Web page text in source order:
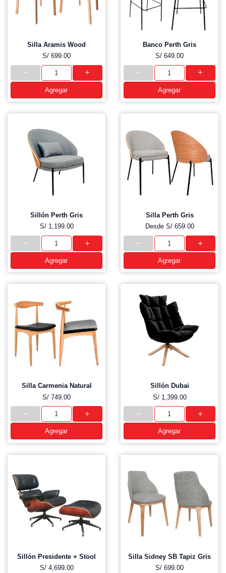
Silla Aramis Wood
S/ 699.00
Agregar
Banco Perth Gris
S/ 649.00
Agregar
Sillón Perth Gris
S/ 1,199.00
Agregar
Silla Perth Gris
Desde S/ 659.00
Agregar
Silla Carmenia Natural
S/ 749.00
Agregar
Sillón Dubai
S/ 1,399.00
Agregar
Sillón Presidente + Stool
S/ 4,699.00
Silla Sidney SB Tapiz Gris
S/ 699.00